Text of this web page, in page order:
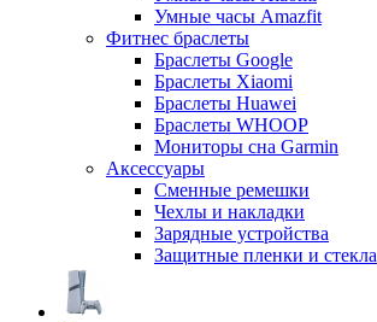
Умные часы Amazfit
Фитнес браслеты
Браслеты Google
Браслеты Xiaomi
Браслеты Huawei
Браслеты WHOOP
Мониторы сна Garmin
Аксессуары
Сменные ремешки
Чехлы и накладки
Зарядные устройства
Защитные пленки и стекла